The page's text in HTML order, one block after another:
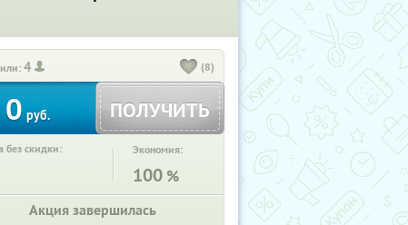
4 (8)
0 руб. ПОЛУЧИТЬ
без скидки: Экономия:
100 %
Акция завершилась